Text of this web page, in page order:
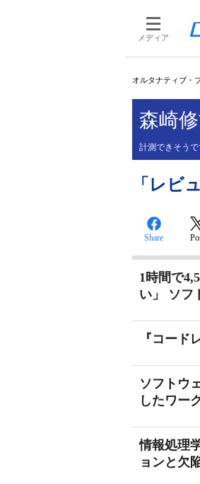
メディア
オルタナティブ・
森崎
計測できそう
「レビ
Share
1時間で
い」 ソフ
『コード
ソフトウ
したワー
情報処理
ョンと欠